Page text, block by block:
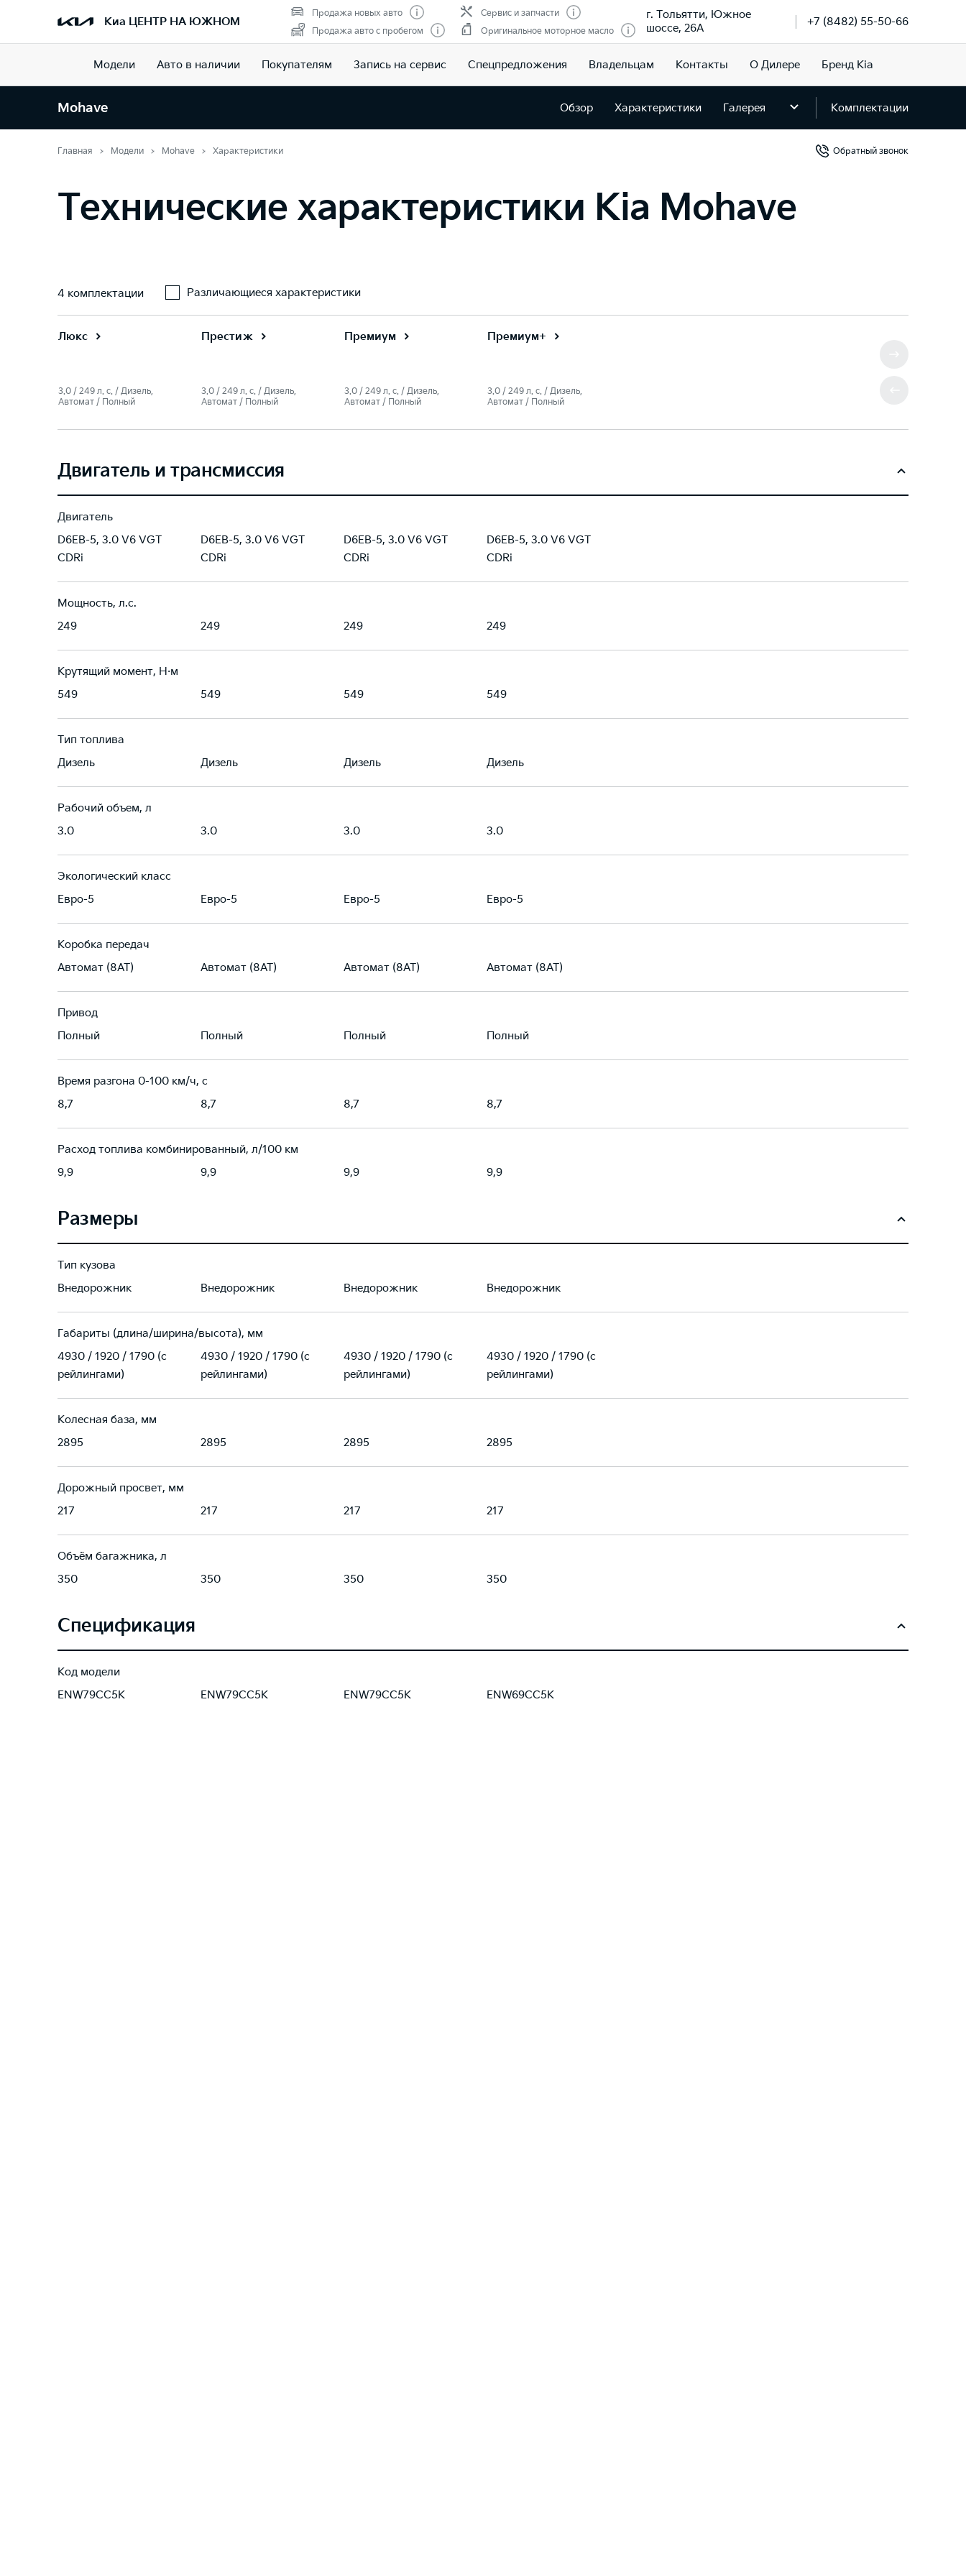
Киа ЦЕНТР НА ЮЖНОМ
Продажа новых авто
Продажа авто с пробегом
Сервис и запчасти
Оригинальное моторное масло
г. Тольятти, Южное
шоссе, 26А
+7 (8482) 55-50-66
Модели Авто в наличии Покупателям Запись на сервис Спецпредложения Владельцам Контакты О Дилере Бренд Kia
Mohave Обзор Характеристики Галерея Комплектации
Главная Модели Mohave Характеристики Обратный звонок
Технические характеристики Kia Mohave
4 комплектации Различающиеся характеристики
Люкс
3.0 / 249 л. c. / Дизель,
Автомат / Полный
Престиж
3.0 / 249 л. c. / Дизель,
Автомат / Полный
Премиум
3.0 / 249 л. c. / Дизель,
Автомат / Полный
Премиум+
3.0 / 249 л. c. / Дизель,
Автомат / Полный
Двигатель и трансмиссия
Двигатель
D6EB-5, 3.0 V6 VGT
CDRi
D6EB-5, 3.0 V6 VGT
CDRi
D6EB-5, 3.0 V6 VGT
CDRi
D6EB-5, 3.0 V6 VGT
CDRi
Мощность, л.с.
249
249 249 249
Крутящий момент, Н·м
549
549 549 549
Тип топлива
Дизель
Дизель Дизель Дизель
Рабочий объем, л
3.0
3.0 3.0 3.0
Экологический класс
Евро-5
Евро-5 Евро-5 Евро-5
Коробка передач
Автомат (8AT)
Автомат (8AT) Автомат (8AT) Автомат (8AT)
Привод
Полный
Полный Полный Полный
Время разгона 0-100 км/ч, с
8,7
8,7 8,7 8,7
Расход топлива комбинированный, л/100 км
9,9
9,9 9,9 9,9
Размеры
Тип кузова
Внедорожник
Внедорожник Внедорожник Внедорожник
Габариты (длина/ширина/высота), мм
4930 / 1920 / 1790 (с
рейлингами)
4930 / 1920 / 1790 (с
рейлингами)
4930 / 1920 / 1790 (с
рейлингами)
4930 / 1920 / 1790 (с
рейлингами)
Колесная база, мм
2895
2895 2895 2895
Дорожный просвет, мм
217
217 217 217
Объём багажника, л
350
350 350 350
Спецификация
Код модели
ENW79CC5K
ENW79CC5K ENW79CC5K ENW69CC5K